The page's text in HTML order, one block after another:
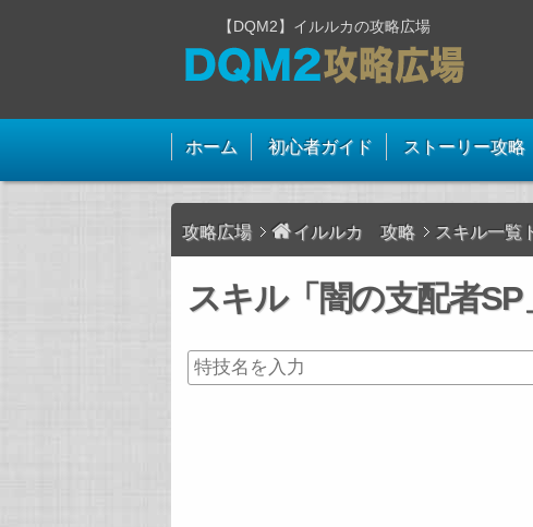
【DQM2】イルルカの攻略広場
ホーム 初心者ガイド ストーリー攻略
攻略広場 イルルカ 攻略 スキル一覧
スキル「闇の支配者SP